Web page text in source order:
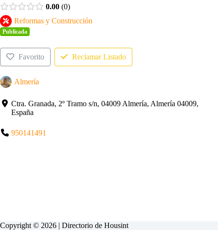
0.00 0
Reformas y Construcción
Publicada
Favorito Reclamar Listado
Almería
Ctra. Granada, 2º Tramo s/n, 04009 Almería, Almería 04009,
España
950141491
Copyright © 2026 | Directorio de Housint